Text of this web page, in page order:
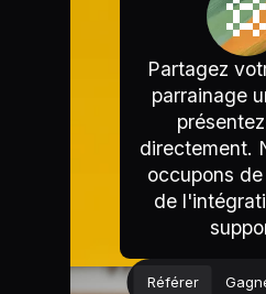
Référer
Partagez
parrainage
directement.
occupons
de